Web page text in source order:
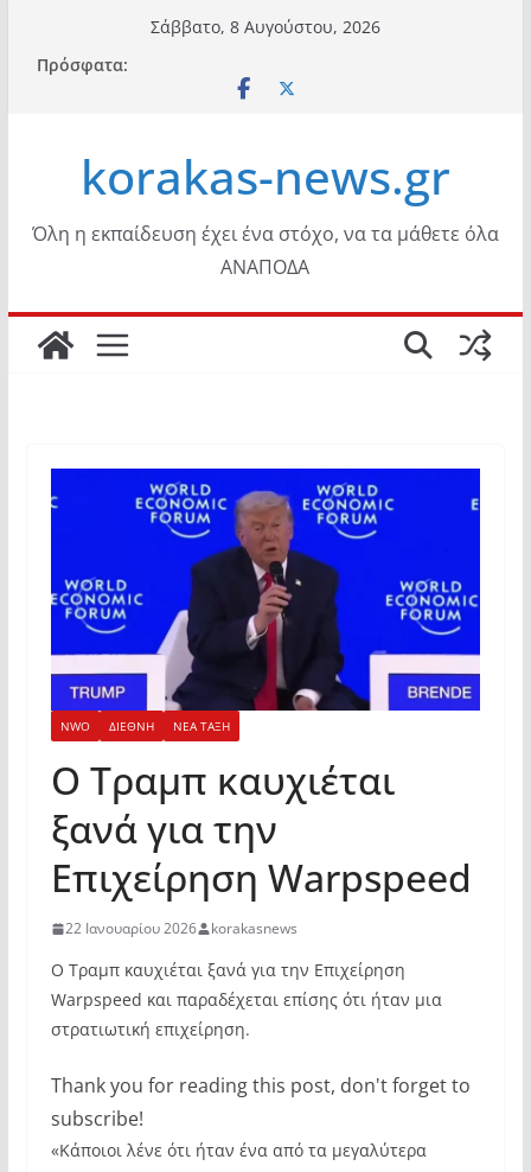
περιεχόμενο
Σάββατο, 8 Αυγούστου, 2026
Πρόσφατα:
korakas-news.gr
Όλη η εκπαίδευση έχει ένα στόχο, να τα μάθετε όλα
ΑΝΑΠΟΔΑ
NWO ΔΙΕΘΝΗ ΝΕΑ ΤΑΞΗ
Ο Τραμπ καυχιέται
ξανά για την
Επιχείρηση Warpspeed
22 Ιανουαρίου 2026 korakasnews
Ο Τραμπ καυχιέται ξανά για την Επιχείρηση
Warpspeed και παραδέχεται επίσης ότι ήταν μια
στρατιωτική επιχείρηση.
Thank you for reading this post, don't forget to
subscribe!
«Κάποιοι λένε ότι ήταν ένα από τα μεγαλύτερα